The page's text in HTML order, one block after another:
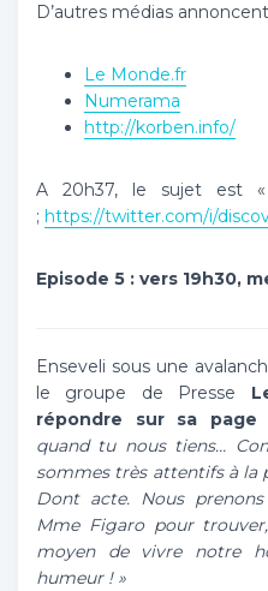
D’autres médias annoncent
Le Monde.fr
Numerama
http://korben.info/
A 20h37, le sujet est
; https://twitter.com/i/
Episode 5 : vers 19h30,
Enseveli sous une
le groupe de Presse
répondre sur sa page
quand tu nous tiens…
sommes très attentifs à la
Dont acte. Nous
Mme Figaro pour
moyen de vivre notre
humeur ! »